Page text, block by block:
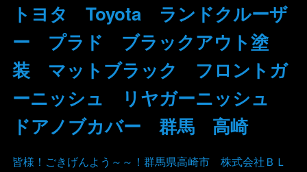
トヨタ Toyota ランドクルーザ
ー プラド ブラックアウト塗
装 マットブラック フロントガ
ーニッシュ リヤガーニッシュ
ドアノブカバー 群馬 高崎
皆様！ごきげんよう～～！群馬県高崎市 株式会社ＢＬ